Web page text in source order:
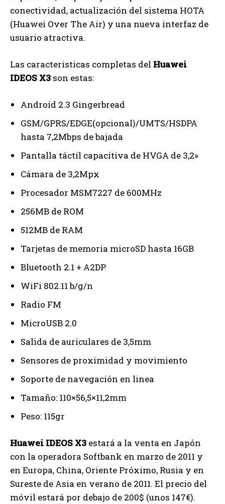
conectividad, actualización del sistema HOTA
(Huawei Over The Air) y una nueva interfaz de
usuario atractiva.
Las caracteristicas completas del Huawei
IDEOS X3 son estas:
Android 2.3 Gingerbread
GSM/GPRS/EDGE(opcional)/UMTS/HSDPA
hasta 7,2Mbps de bajada
Pantalla táctil capacitiva de HVGA de 3,2»
Cámara de 3,2Mpx
Procesador MSM7227 de 600MHz
256MB de ROM
512MB de RAM
Tarjetas de memoria microSD hasta 16GB
Bluetooth 2.1 + A2DP
WiFi 802.11 b/g/n
Radio FM
MicroUSB 2.0
Salida de auriculares de 3,5mm
Sensores de proximidad y movimiento
Soporte de navegación en linea
Tamaño: 110×56,5×11,2mm
Peso: 115gr
Huawei IDEOS X3 estará a la venta en Japón
con la operadora Softbank en marzo de 2011 y
en Europa, China, Oriente Próximo, Rusia y en
Sureste de Asia en verano de 2011. El precio del
móvil estará por debajo de 200$ (unos 147€).